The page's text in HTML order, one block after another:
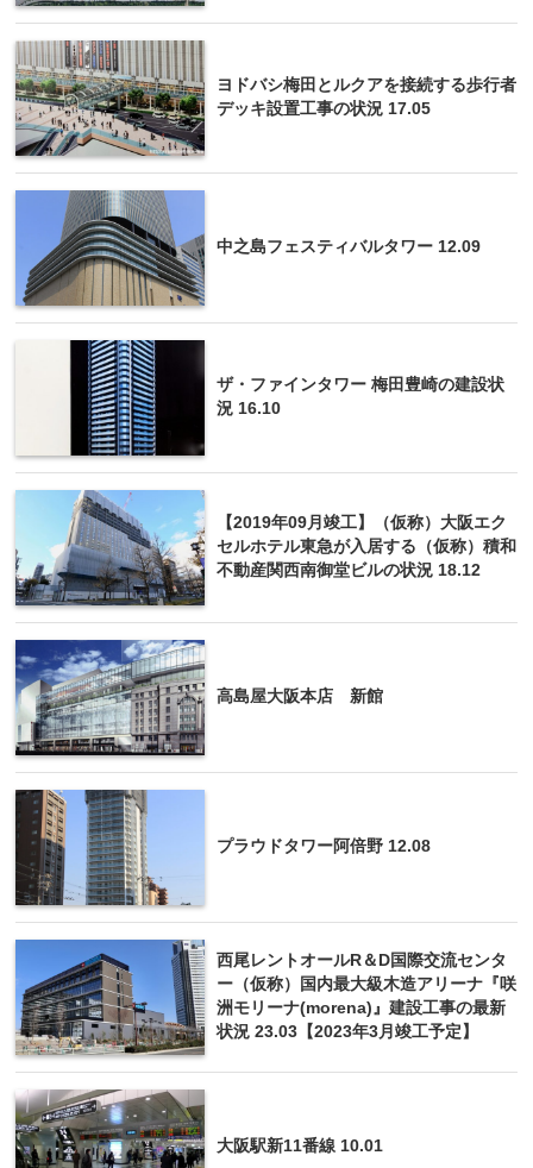
ヨドバシ梅田とルクアを接続する歩行者
デッキ設置工事の状況 17.05
中之島フェスティバルタワー 12.09
ザ・ファインタワー 梅田豊崎の建設状
況 16.10
【2019年09月竣工】（仮称）大阪エク
セルホテル東急が入居する（仮称）積和
不動産関西南御堂ビルの状況 18.12
高島屋大阪本店 新館
プラウドタワー阿倍野 12.08
西尾レントオールR＆D国際交流センタ
ー（仮称）国内最大級木造アリーナ『咲
洲モリーナ(morena)』建設工事の最新
状況 23.03【2023年3月竣工予定】
大阪駅新11番線 10.01